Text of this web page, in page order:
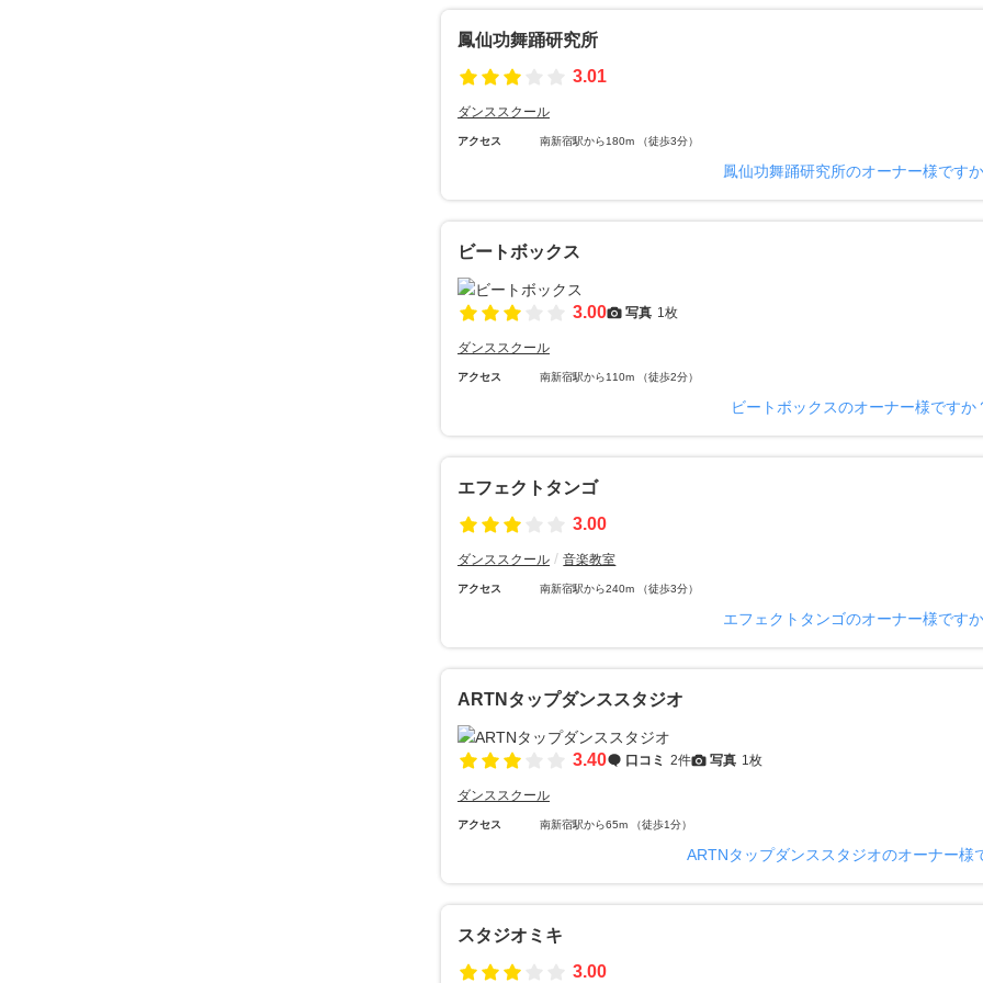
鳳仙功舞踊研究所
3.01
ダンススクール
アクセス 南新宿駅から180m （徒歩3分）
鳳仙功舞踊研究所のオーナー様です
ビートボックス
3.00 写真 1枚
ダンススクール
アクセス 南新宿駅から110m （徒歩2分）
ビートボックスのオーナー様ですか
エフェクトタンゴ
3.00
ダンススクール 音楽教室
アクセス 南新宿駅から240m （徒歩3分）
エフェクトタンゴのオーナー様です
ARTNタップダンススタジオ
3.40 口コミ 2件 写真 1枚
ダンススクール
アクセス 南新宿駅から65m （徒歩1分）
ARTNタップダンススタジオのオーナー様
スタジオミキ
3.00